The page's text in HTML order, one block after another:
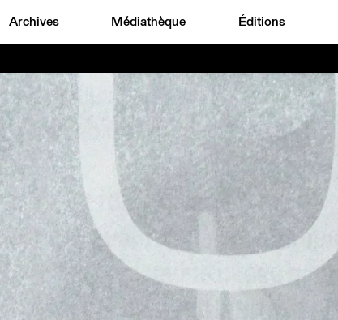
Archives Médiathèque Éditions